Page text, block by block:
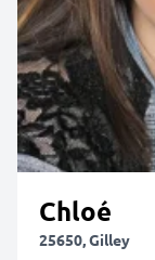
Chloé
25650, Gilley